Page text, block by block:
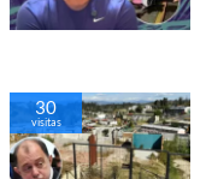
30
visitas